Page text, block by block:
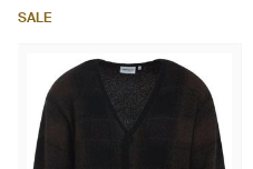
SALE